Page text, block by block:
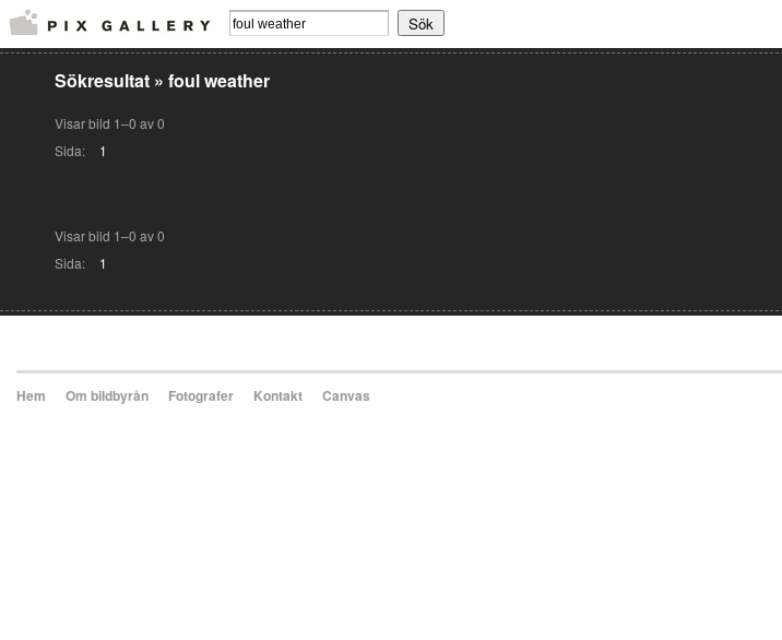
Sökresultat » foul weather
Visar bild 1–0 av 0
Sida:
1
Visar bild 1–0 av 0
Sida:
1
Hem Om bildbyrån Fotografer Kontakt Canvas